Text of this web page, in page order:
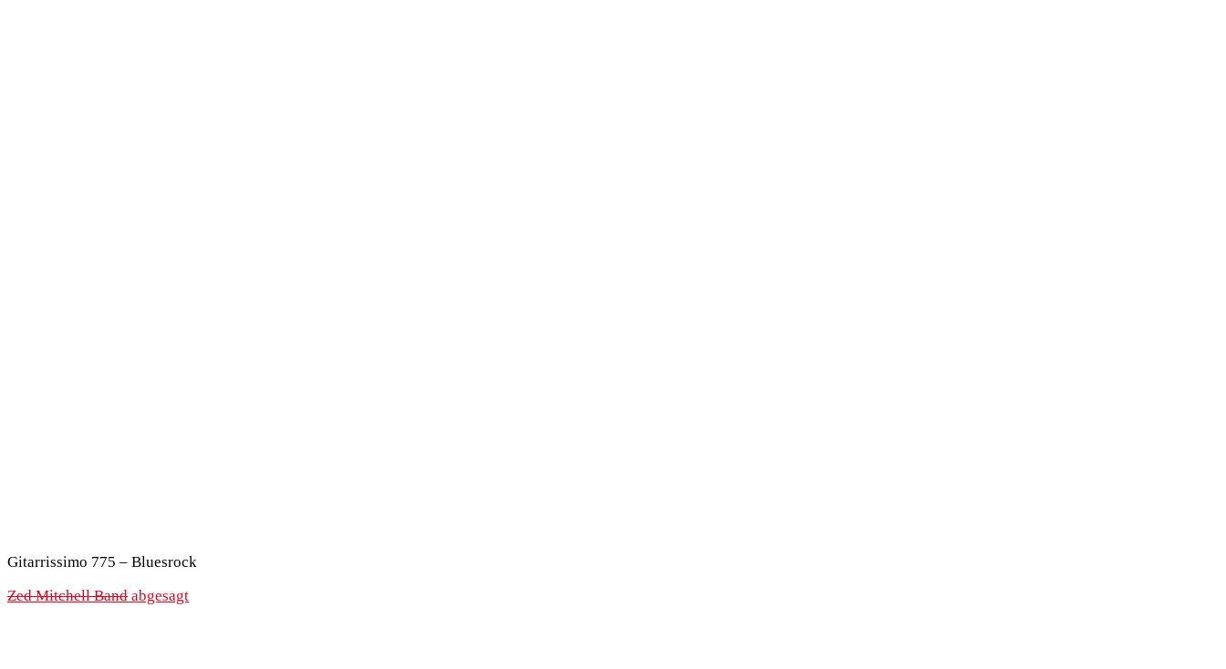
Gitarrissimo 775 – Bluesrock
Zed Mitchell Band abgesagt